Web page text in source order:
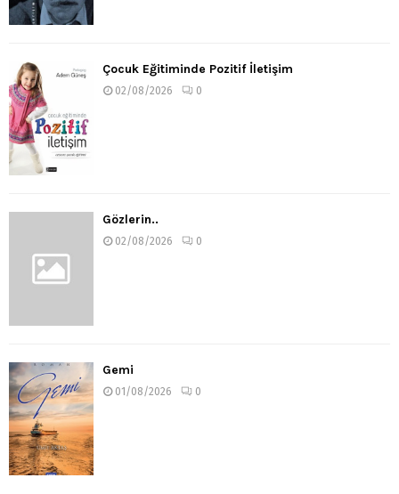
Çocuk Eğitiminde Pozitif İletişim
02/08/2026 0
Gözlerin..
02/08/2026 0
Gemi
01/08/2026 0